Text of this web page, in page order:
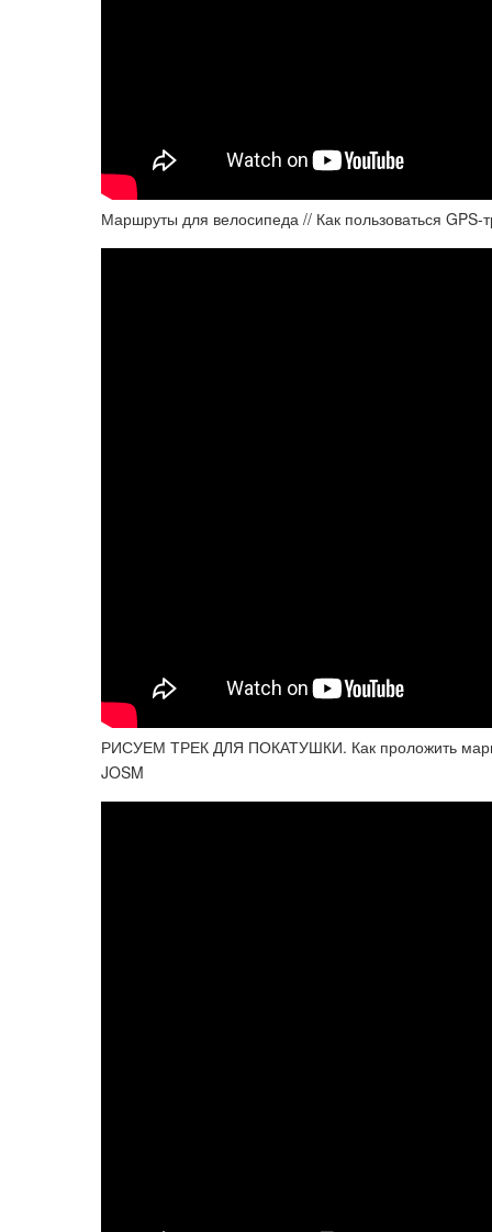
Маршруты для велосипеда // Как пользоваться GPS-
РИСУЕМ ТРЕК ДЛЯ ПОКАТУШКИ. Как проложить
JOSM